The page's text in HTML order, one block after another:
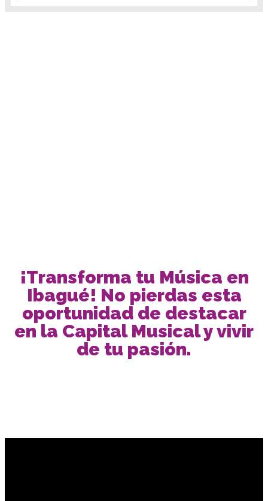
¡Transforma tu Música en
Ibagué! No pierdas esta
oportunidad de destacar
en la Capital Musical y vivir
de tu pasión.